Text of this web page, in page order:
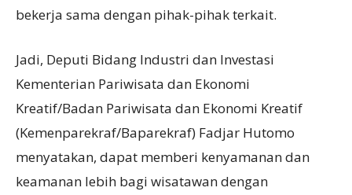
bekerja sama dengan pihak-pihak terkait.
Jadi, Deputi Bidang Industri dan Investasi
Kementerian Pariwisata dan Ekonomi
Kreatif/Badan Pariwisata dan Ekonomi Kreatif
(Kemenparekraf/Baparekraf) Fadjar Hutomo
menyatakan, dapat memberi kenyamanan dan
keamanan lebih bagi wisatawan dengan